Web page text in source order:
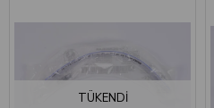
TÜKENDI